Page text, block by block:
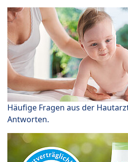
Häufige Fragen aus der
Antworten.